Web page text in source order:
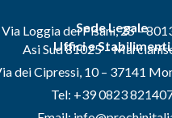
Sede Legale
Via Loggia dei Pisani, 25 –
Uffici e Stabilimenti
Asi Sud 81025 –
dei Cipressi, 10 – 37141
Tel: +39 0823